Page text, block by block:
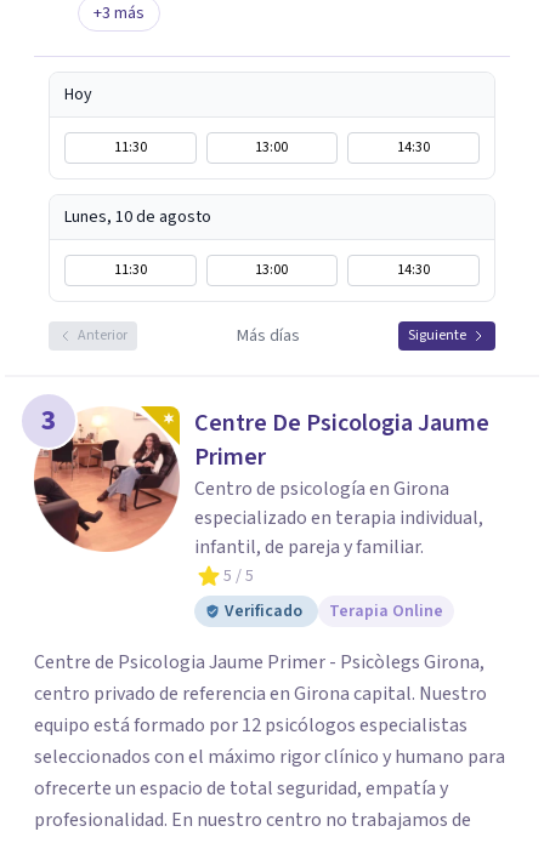
+3 más
Hoy
11:30 13:00 14:30
Lunes, 10 de agosto
11:30 13:00 14:30
Anterior Más días Siguiente
3
Centre De Psicologia Jaume
Primer
Centro de psicología en Girona
especializado en terapia individual,
infantil, de pareja y familiar.
5 / 5
Verificado
Terapia Online
Centre de Psicologia Jaume Primer - Psicòlegs Girona,
centro privado de referencia en Girona capital. Nuestro
equipo está formado por 12 psicólogos especialistas
seleccionados con el máximo rigor clínico y humano para
ofrecerte un espacio de total seguridad, empatía y
profesionalidad. En nuestro centro no trabajamos de